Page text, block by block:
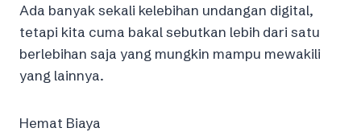
Ada banyak sekali kelebihan undangan digital,
tetapi kita cuma bakal sebutkan lebih dari satu
berlebihan saja yang mungkin mampu mewakili
yang lainnya.
Hemat Biaya